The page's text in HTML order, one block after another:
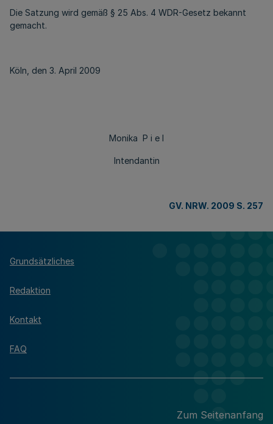
Die Satzung wird gemäß § 25 Abs. 4 WDR-Gesetz bekannt
gemacht.
Köln, den 3. April 2009
Monika P i e l
Intendantin
GV. NRW. 2009 S. 257
Grundsätzliches
Redaktion
Kontakt
FAQ
Zum Seitenanfang